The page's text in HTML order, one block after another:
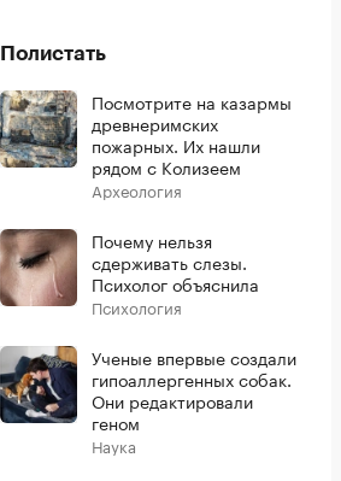
Полистать
Посмотрите на казармы
древнеримских
пожарных. Их нашли
рядом с Колизеем
Археология
Почему нельзя
сдерживать слезы.
Психолог объяснила
Психология
Ученые впервые создали
гипоаллергенных собак.
Они редактировали
геном
Наука